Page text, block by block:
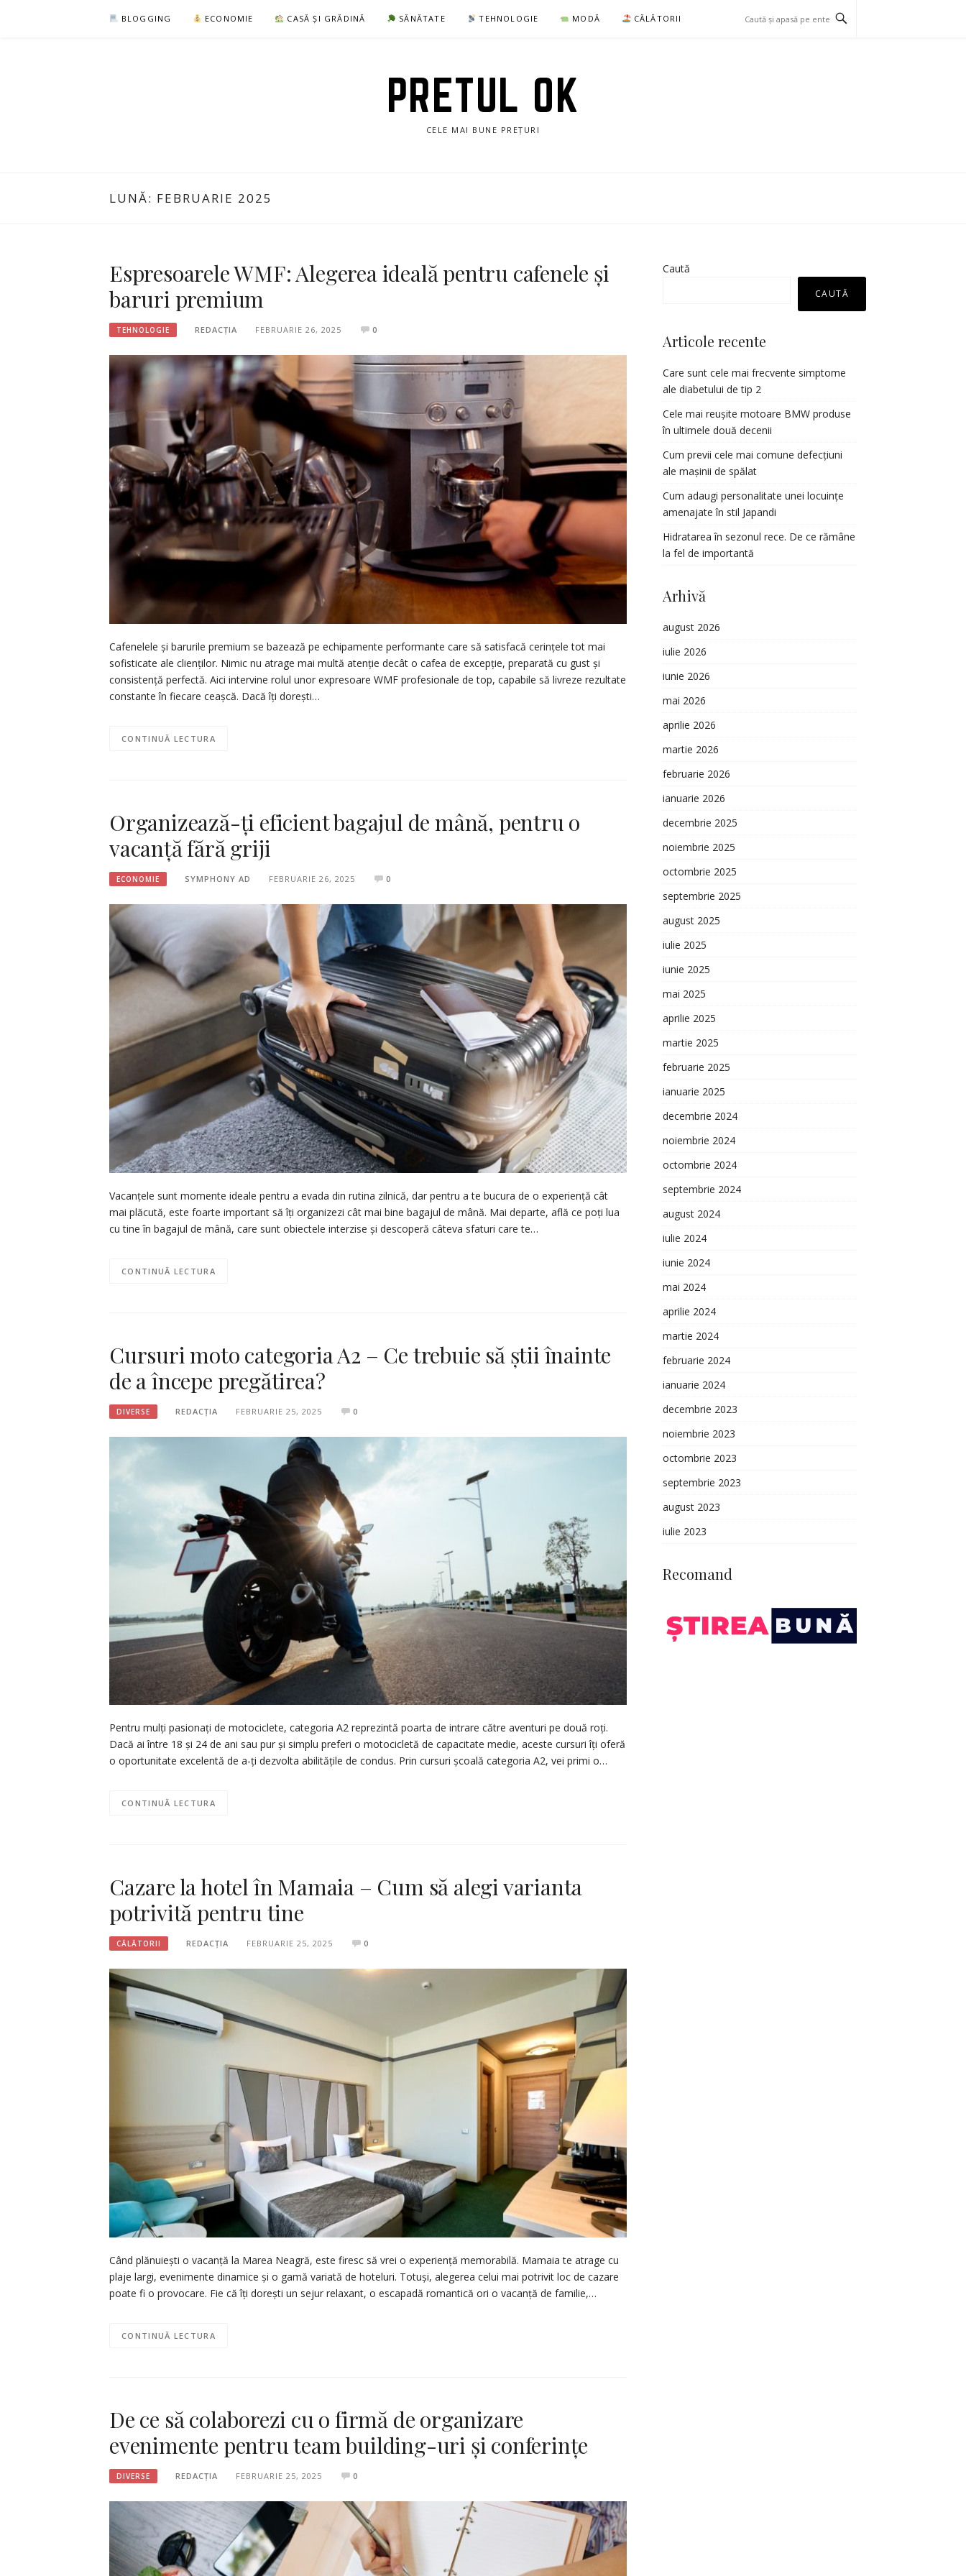
BLOGGING ECONOMIE CASĂ ȘI GRĂDINĂ SĂNĂTATE TEHNOLOGIE MODĂ CĂLĂTORII
PRETUL OK
CELE MAI BUNE PREȚURI
LUNĂ: FEBRUARIE 2025
Espresoarele WMF: Alegerea ideală pentru cafenele și
baruri premium
TEHNOLOGIE REDACȚIA FEBRUARIE 26, 2025 0
Cafenelele și barurile premium se bazează pe echipamente performante care să satisfacă cerințele tot mai
sofisticate ale clienților. Nimic nu atrage mai multă atenție decât o cafea de excepție, preparată cu gust și
consistență perfectă. Aici intervine rolul unor expresoare WMF profesionale de top, capabile să livreze rezultate
constante în fiecare ceașcă. Dacă îți dorești…
CONTINUĂ LECTURA
Organizează-ți eficient bagajul de mână, pentru o
vacanță fără griji
ECONOMIE SYMPHONY AD FEBRUARIE 26, 2025 0
Vacanțele sunt momente ideale pentru a evada din rutina zilnică, dar pentru a te bucura de o experiență cât
mai plăcută, este foarte important să îți organizezi cât mai bine bagajul de mână. Mai departe, află ce poți lua
cu tine în bagajul de mână, care sunt obiectele interzise și descoperă câteva sfaturi care te…
CONTINUĂ LECTURA
Cursuri moto categoria A2 – Ce trebuie să știi înainte
de a începe pregătirea?
DIVERSE REDACȚIA FEBRUARIE 25, 2025 0
Pentru mulți pasionați de motociclete, categoria A2 reprezintă poarta de intrare către aventuri pe două roți.
Dacă ai între 18 și 24 de ani sau pur și simplu preferi o motocicletă de capacitate medie, aceste cursuri îți oferă
o oportunitate excelentă de a-ți dezvolta abilitățile de condus. Prin cursuri școală categoria A2, vei primi o…
CONTINUĂ LECTURA
Cazare la hotel în Mamaia – Cum să alegi varianta
potrivită pentru tine
CĂLĂTORII REDACȚIA FEBRUARIE 25, 2025 0
Când plănuiești o vacanță la Marea Neagră, este firesc să vrei o experiență memorabilă. Mamaia te atrage cu
plaje largi, evenimente dinamice și o gamă variată de hoteluri. Totuși, alegerea celui mai potrivit loc de cazare
poate fi o provocare. Fie că îți dorești un sejur relaxant, o escapadă romantică ori o vacanță de familie,…
CONTINUĂ LECTURA
De ce să colaborezi cu o firmă de organizare
evenimente pentru team building-uri și conferințe
DIVERSE REDACȚIA FEBRUARIE 25, 2025 0
Caută
CAUTĂ
Articole recente
Care sunt cele mai frecvente simptome
ale diabetului de tip 2
Cele mai reușite motoare BMW produse
în ultimele două decenii
Cum previi cele mai comune defecțiuni
ale mașinii de spălat
Cum adaugi personalitate unei locuințe
amenajate în stil Japandi
Hidratarea în sezonul rece. De ce rămâne
la fel de importantă
Arhivă
august 2026
iulie 2026
iunie 2026
mai 2026
aprilie 2026
martie 2026
februarie 2026
ianuarie 2026
decembrie 2025
noiembrie 2025
octombrie 2025
septembrie 2025
august 2025
iulie 2025
iunie 2025
mai 2025
aprilie 2025
martie 2025
februarie 2025
ianuarie 2025
decembrie 2024
noiembrie 2024
octombrie 2024
septembrie 2024
august 2024
iulie 2024
iunie 2024
mai 2024
aprilie 2024
martie 2024
februarie 2024
ianuarie 2024
decembrie 2023
noiembrie 2023
octombrie 2023
septembrie 2023
august 2023
iulie 2023
Recomand